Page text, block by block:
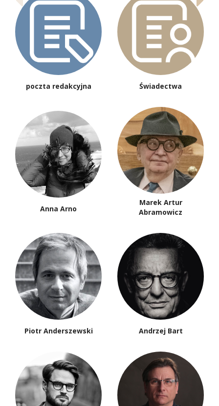
poczta redakcyjna Świadectwa
Anna Arno
Marek Artur
Abramowicz
Piotr Anderszewski Andrzej Bart